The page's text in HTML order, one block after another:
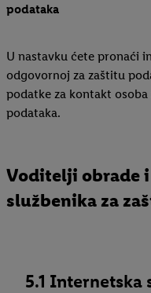
podataka
U nastavku ćete pronaći
odgovornoj za zaštitu
podatke za kontakt
podataka.
Voditelji obrade
službenika za
5.1 Internetska